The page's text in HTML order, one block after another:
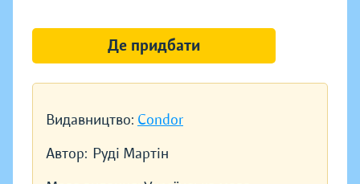
Видавництво: Condor
Автор: Руді Мартін
Де придбати